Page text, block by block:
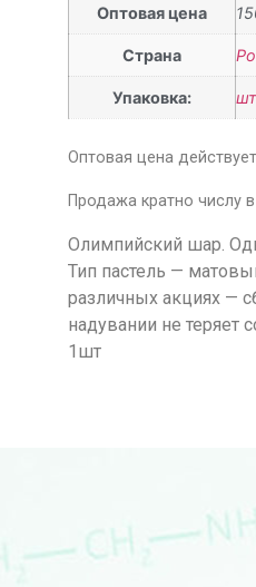
Оптовая цена
Страна
Упаковка: шт
Оптовая цена
Продажа кратно числу в
Олимпийский шар.
Тип пастель —
различных акциях —
надувании не теряет
1шт